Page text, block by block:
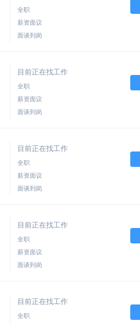
全职
薪资面议
面谈到岗
目前正在找工作
全职
薪资面议
面谈到岗
目前正在找工作
全职
薪资面议
面谈到岗
目前正在找工作
全职
薪资面议
面谈到岗
目前正在找工作
全职